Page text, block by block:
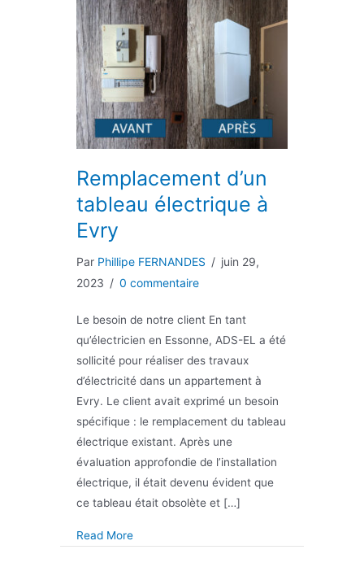
Remplacement d’un
tableau électrique à
Evry
Par Phillipe FERNANDES / juin 29,
2023 / 0 commentaire
Le besoin de notre client En tant
qu’électricien en Essonne, ADS-EL a été
sollicité pour réaliser des travaux
d’électricité dans un appartement à
Evry. Le client avait exprimé un besoin
spécifique : le remplacement du tableau
électrique existant. Après une
évaluation approfondie de l’installation
électrique, il était devenu évident que
ce tableau était obsolète et […]
Read Moreabout Remplacement d’un tableau